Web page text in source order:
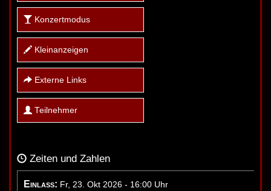
Konzertmodus
Kleinanzeigen
Externe Links
Teilnehmer
Zeiten und Zahlen
Einlass: Fr, 23. Okt 2026 - 16:00 Uhr